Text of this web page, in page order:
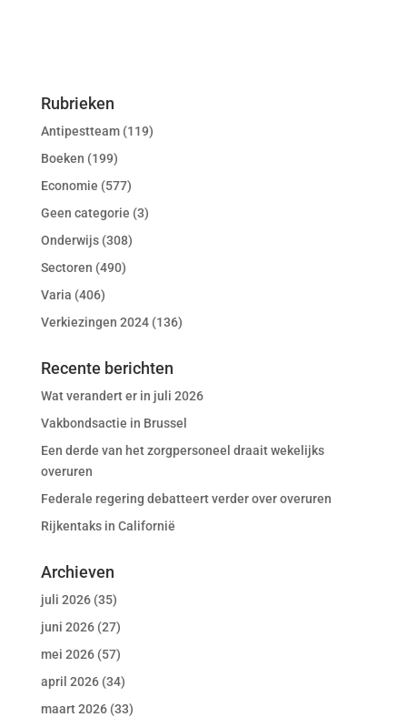
Rubrieken
Antipestteam(119)
Boeken (199)
Economie (577)
Geen categorie (3)
Onderwijs(308)
Sectoren (490)
Varia (406)
Verkiezingen 2024(136)
Recente berichten
Wat verandert er in juli 2026
Vakbondsactie in Brussel
Een derde van het zorgpersoneel draait wekelijks
overuren
Federale regering debatteert verder over overuren
Rijkentaks in Californië
Archieven
juli 2026(35)
juni 2026(27)
mei 2026(57)
april 2026(34)
maart 2026(33)